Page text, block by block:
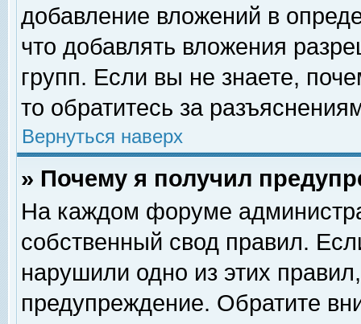
добавление вложений в
что добавлять вложения
групп. Если вы не знаете,
то обратитесь за
Вернуться наверх
» Почему я получил
На каждом форуме
собственный свод правил.
нарушили одно из этих
предупреждение. Обратите